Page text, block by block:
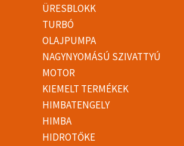
ÜRESBLOKK
TURBÓ
OLAJPUMPA
NAGYNYOMÁSÚ SZIVATTYÚ
MOTOR
KIEMELT TERMÉKEK
HIMBATENGELY
HIMBA
HIDROTŐKE